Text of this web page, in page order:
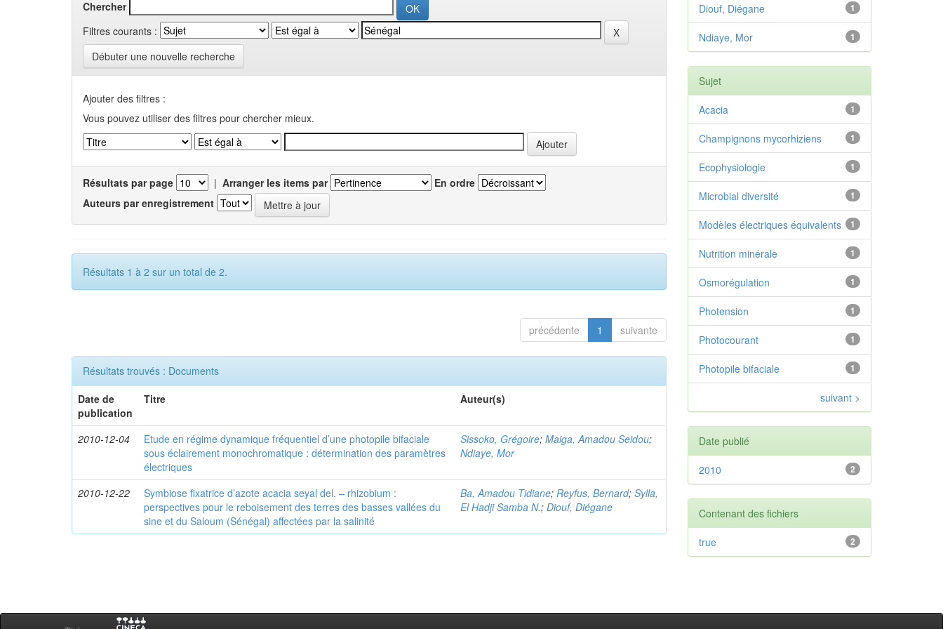
Chercher
Filtres courants :
Débuter une nouvelle recherche
Ajouter des filtres :
Vous pouvez utiliser des filtres pour chercher mieux.
Résultats par page | Arranger les items par
En ordre
Auteurs par enregistrement
Résultats 1 à 2 sur un total de 2.
précédente 1 suivante
Résultats trouvés : Documents
Date de
publication
Titre Auteur(s)
2010-12-04
Etude en régime dynamique fréquentiel d’une photopile bifaciale
sous éclairement monochromatique : détermination des paramètres
électriques
Sissoko, Grégoire;Maiga, Amadou Seidou;
Ndiaye, Mor
2010-12-22
Symbiose fixatrice d’azote acacia seyal del. – rhizobium :
perspectives pour le reboisement des terres des basses vallées du
sine et du Saloum (Sénégal) affectées par la salinité
Ba, Amadou Tidiane; Reyfus, Bernard;Sylla,
El Hadji Samba N.;Diouf, Diégane
1
Diouf, Diégane
1
Ndiaye, Mor
Sujet
1
Acacia
1
Champignons mycorhiziens
1
Ecophysiologie
1
Microbial diversité
1
Modèles électriques équivalents
1
Nutrition minérale
1
Osmorégulation
1
Photension
1
Photocourant
1
Photopile bifaciale
suivant >
Date publié
2
2010
Contenant des fichiers
2
true